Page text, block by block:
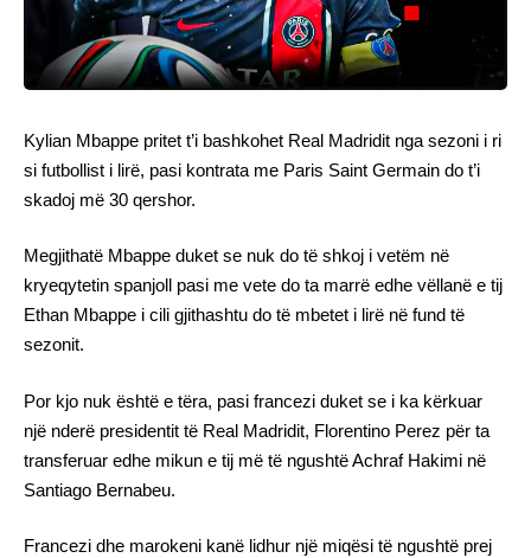
Kylian Mbappe pritet t’i bashkohet Real Madridit nga sezoni i ri
si futbollist i lirë, pasi kontrata me Paris Saint Germain do t’i
skadoj më 30 qershor.
Megjithatë Mbappe duket se nuk do të shkoj i vetëm në
kryeqytetin spanjoll pasi me vete do ta marrë edhe vëllanë e tij
Ethan Mbappe i cili gjithashtu do të mbetet i lirë në fund të
sezonit.
Por kjo nuk është e tëra, pasi francezi duket se i ka kërkuar
një nderë presidentit të Real Madridit, Florentino Perez për ta
transferuar edhe mikun e tij më të ngushtë Achraf Hakimi në
Santiago Bernabeu.
Francezi dhe marokeni kanë lidhur një miqësi të ngushtë prej